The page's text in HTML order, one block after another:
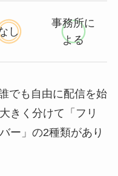
し
事務所に
よる
でも自由に配信を始
きく分けて「フリ
ー」の2種類があり